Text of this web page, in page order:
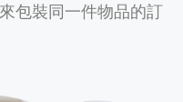
包裝同一件物品的訂